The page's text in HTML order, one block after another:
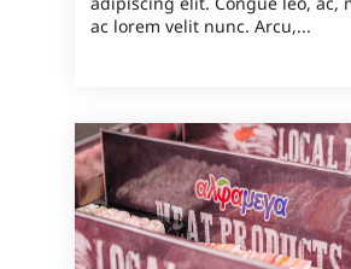
ac lorem velit nunc. Arcu,...